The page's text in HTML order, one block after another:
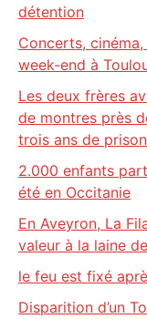
détention
Concerts,
week-end à
Les deux frères
de montres près
trois ans de prison
2.000 enfants
été en Occitanie
En Aveyron, La
valeur à la laine
le feu est fixé
Disparition d’un